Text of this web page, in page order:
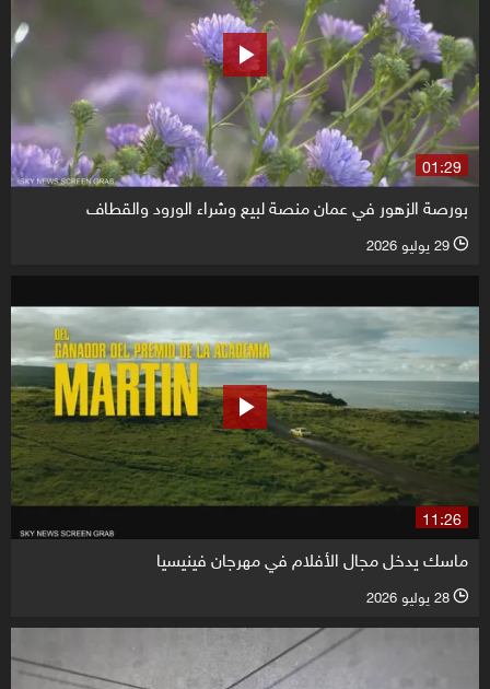
01:29
بورصة الزهور في عمان منصة لبيع وشراء الورود والقطاف
l 29 يوليو 2026
11:26
ماسك يدخل مجال الأفلام في مهرجان فينيسيا
l 28 يوليو 2026